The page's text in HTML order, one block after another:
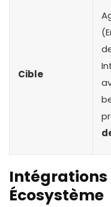
Cible
Intégrations
Écosystème